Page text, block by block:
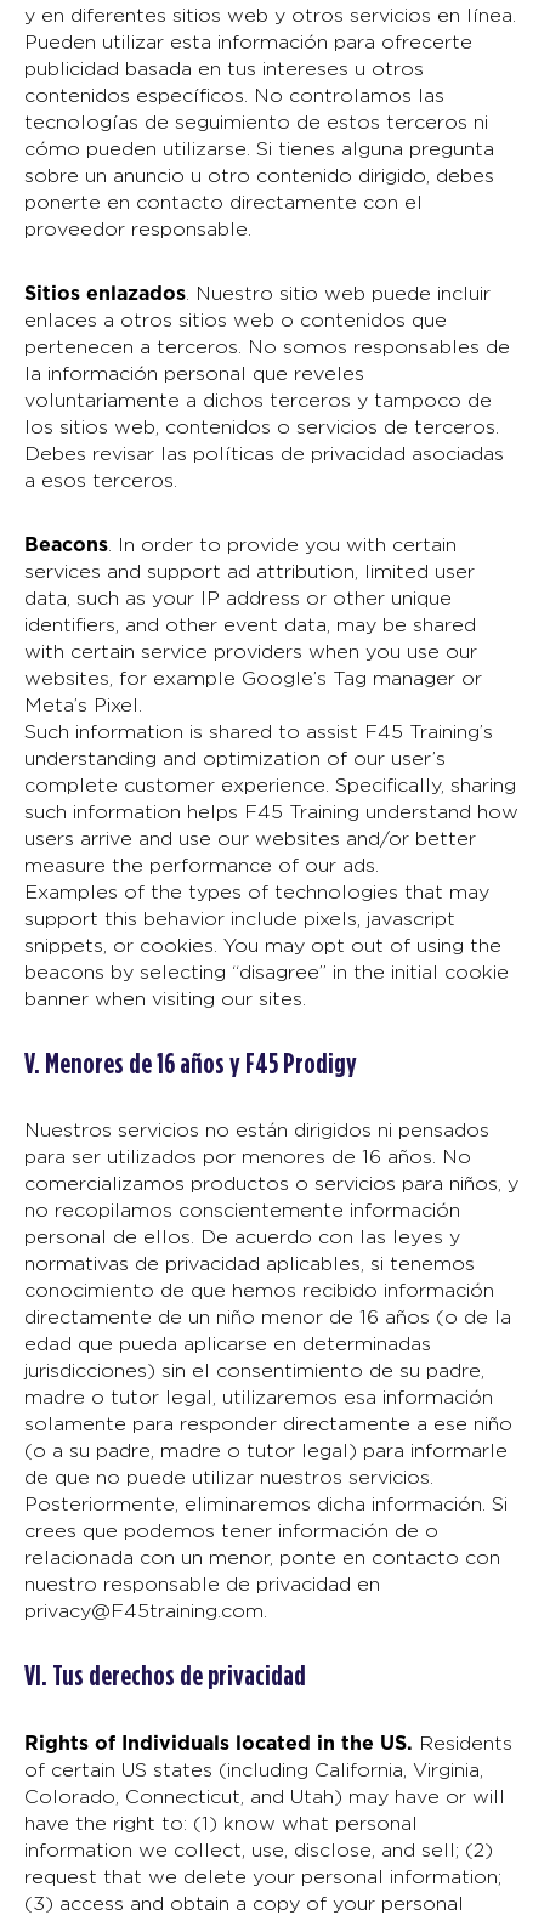
y en diferentes sitios web y otros servicios en línea.
Pueden utilizar esta información para ofrecerte
publicidad basada en tus intereses u otros
contenidos específicos. No controlamos las
tecnologías de seguimiento de estos terceros ni
cómo pueden utilizarse. Si tienes alguna pregunta
sobre un anuncio u otro contenido dirigido, debes
ponerte en contacto directamente con el
proveedor responsable.
Sitios enlazados . Nuestro sitio web puede incluir
enlaces a otros sitios web o contenidos que
pertenecen a terceros. No somos responsables de
la información personal que reveles
voluntariamente a dichos terceros y tampoco de
los sitios web, contenidos o servicios de terceros.
Debes revisar las políticas de privacidad asociadas
a esos terceros.
Beacons . In order to provide you with certain
services and support ad attribution, limited user
data, such as your IP address or other unique
identifiers, and other event data, may be shared
with certain service providers when you use our
websites, for example Google’s Tag manager or
Meta’s Pixel.
Such information is shared to assist F45 Training’s
understanding and optimization of our user’s
complete customer experience. Specifically, sharing
such information helps F45 Training understand how
users arrive and use our websites and/or better
measure the performance of our ads.
Examples of the types of technologies that may
support this behavior include pixels, javascript
snippets, or cookies. You may opt out of using the
beacons by selecting “disagree” in the initial cookie
banner when visiting our sites.
V. Menores de 16 años y F45 Prodigy
Nuestros servicios no están dirigidos ni pensados
para ser utilizados por menores de 16 años. No
comercializamos productos o servicios para niños, y
no recopilamos conscientemente información
personal de ellos. De acuerdo con las leyes y
normativas de privacidad aplicables, si tenemos
conocimiento de que hemos recibido información
directamente de un niño menor de 16 años (o de la
edad que pueda aplicarse en determinadas
jurisdicciones) sin el consentimiento de su padre,
madre o tutor legal, utilizaremos esa información
solamente para responder directamente a ese niño
(o a su padre, madre o tutor legal) para informarle
de que no puede utilizar nuestros servicios.
Posteriormente, eliminaremos dicha información. Si
crees que podemos tener información de o
relacionada con un menor, ponte en contacto con
nuestro responsable de privacidad en
privacy@F45training.com
VI. Tus derechos de privacidad
Rights of Individuals located in the US. Residents
of certain US states (including California, Virginia,
Colorado, Connecticut, and Utah) may have or will
have the right to: (1) know what personal
information we collect, use, disclose, and sell; (2)
request that we delete your personal information;
(3) access and obtain a copy of your personal